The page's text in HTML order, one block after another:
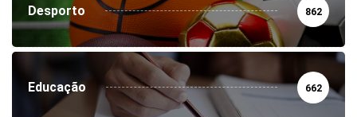
Desporto 862
Educação 662